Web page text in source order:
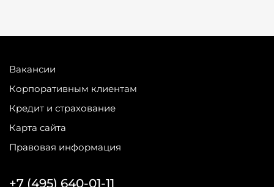
Вакансии
Корпоративным клиентам
Кредит и страхование
Карта сайта
Правовая информация
+7 (495) 640-01-11